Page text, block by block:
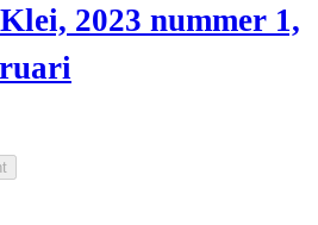
2023 nummer 1,